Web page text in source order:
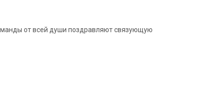
от всей души поздравляют связующую